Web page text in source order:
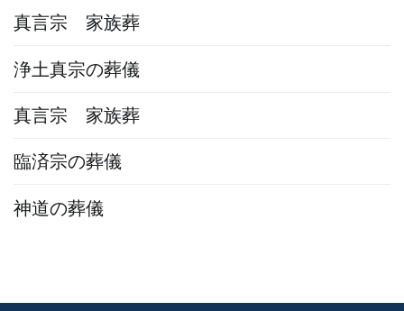
真言宗 家族葬
浄土真宗の葬儀
真言宗 家族葬
臨済宗の葬儀
神道の葬儀